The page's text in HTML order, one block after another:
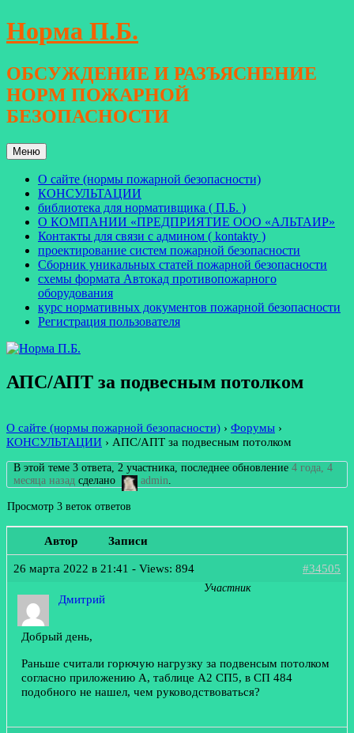
Перейти
к
Норма П.Б.
ОБСУЖДЕНИЕ И РАЗЪЯСНЕНИЕ
НОРМ ПОЖАРНОЙ
БЕЗОПАСНОСТИ
Меню
О сайте (нормы пожарной безопасности)
КОНСУЛЬТАЦИИ
библиотека для нормативщика ( П.Б. )
О КОМПАНИИ «ПРЕДПРИЯТИЕ ООО «АЛЬТАИР»
Контакты для связи с админом ( kontakty )
проектирование систем пожарной безопасности
Сборник уникальных статей пожарной безопасности
схемы формата Автокад противопожарного
оборудования
курс нормативных документов пожарной безопасности
Регистрация пользователя
АПС/АПТ за подвесным потолком
О сайте (нормы пожарной безопасности) › Форумы ›
КОНСУЛЬТАЦИИ › АПС/АПТ за подвесным потолком
В этой теме 3 ответа, 2 участника, последнее обновление4 года, 4
месяца назад сделано admin
Просмотр 3 веток ответов
Автор Записи
26 марта 2022 в 21:41 - Views: 894 #34505
Дмитрий
Участник
Добрый день,
Раньше считали горючую нагрузку за подвенсым потолком
согласно приложению А, таблице А2 СП5, в СП 484
подобного не нашел, чем руководствоваться?